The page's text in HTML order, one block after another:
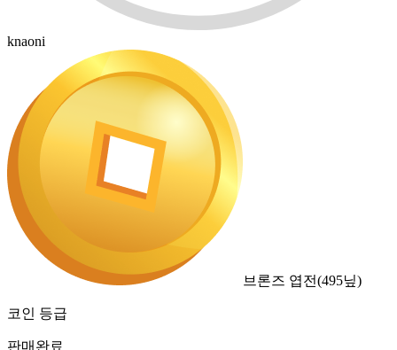
knaoni
브론즈 엽전(495닢)
코인 등급
판매완료